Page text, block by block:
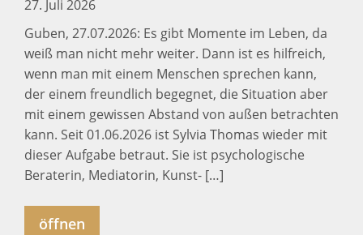
27. Juli 2026
Guben, 27.07.2026: Es gibt Momente im Leben, da
weiß man nicht mehr weiter. Dann ist es hilfreich,
wenn man mit einem Menschen sprechen kann,
der einem freundlich begegnet, die Situation aber
mit einem gewissen Abstand von außen betrachten
kann. Seit 01.06.2026 ist Sylvia Thomas wieder mit
dieser Aufgabe betraut. Sie ist psychologische
Beraterin, Mediatorin, Kunst- […]
öffnen